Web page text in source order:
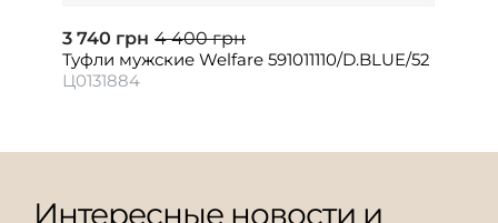
3 740 грн 4 400 грн
Туфли мужские Welfare 591011110/D.BLUE/52
Ц0131884
Интересные новости и